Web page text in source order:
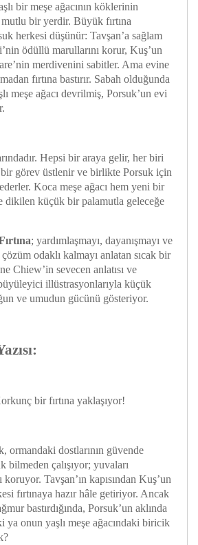
bir meşe ağacının köklerinin
mutlu bir yerdir. Büyük fırtına
herkesi düşünür: Tavşan’a sağlam
ödüllü marullarını korur, Kuş’un
merdivenini sabitler. Ama evine
fırtına bastırır. Sabah olduğunda
meşe ağacı devrilmiş, Porsuk’un evi
Hepsi bir araya gelir, her biri
görev üstlenir ve birlikte Porsuk için
Koca meşe ağacı hem yeni bir
dikilen küçük bir palamutla geleceğe
; yardımlaşmayı, dayanışmayı ve
odaklı kalmayı anlatan sıcak bir
Chiew’in sevecen anlatısı ve
illüstrasyonlarıyla küçük
ve umudun gücünü gösteriyor.
bir fırtına yaklaşıyor!
ormandaki dostlarının güvende
bilmeden çalışıyor; yuvaları
Tavşan’ın kapısından Kuş’un
fırtınaya hazır hâle getiriyor. Ancak
bastırdığında, Porsuk’un aklında
ya onun yaşlı meşe ağacındaki biricik